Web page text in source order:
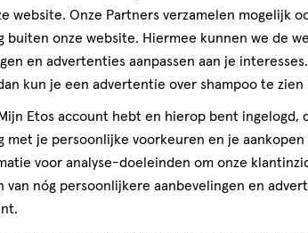
website. Onze Partners verzamelen mogelijk
buiten onze website. Hiermee kunnen we de
en advertenties aanpassen aan je
kun je een advertentie over shampoo te zien
Etos account hebt en hierop bent ingelogd,
met je persoonlijke voorkeuren en je
voor analyse-doeleinden om onze
van nóg persoonlijkere aanbevelingen en